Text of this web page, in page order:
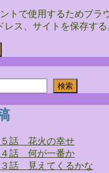
トで使用するためブラ
ス、サイトを保存する
検索
話 花火の幸せ
話 何が一番か
話 見えてくるかな